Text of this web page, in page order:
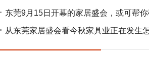
从东莞家居盛会看今秋家具业正在发生